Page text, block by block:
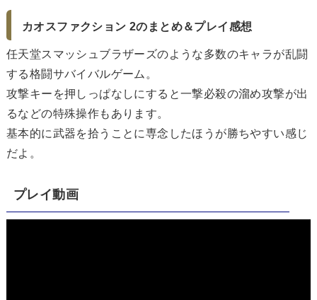
カオスファクション 2のまとめ＆プレイ感想
任天堂スマッシュブラザーズのような多数のキャラが乱闘
する格闘サバイバルゲーム。
攻撃キーを押しっぱなしにすると一撃必殺の溜め攻撃が出
るなどの特殊操作もあります。
基本的に武器を拾うことに専念したほうが勝ちやすい感じ
だよ。
プレイ動画